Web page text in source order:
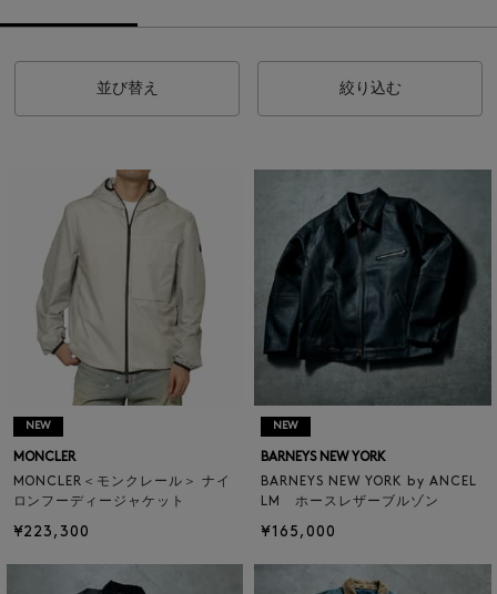
並び替え 絞り込む
NEW
MONCLER
MONCLER＜モンクレール＞ ナイ
ロンフーディージャケット
¥223,300
NEW
BARNEYS NEW YORK
BARNEYS NEW YORK by ANCEL
LM ホースレザーブルゾン
¥165,000